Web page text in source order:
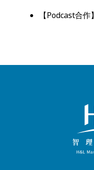
【Podcast合作】